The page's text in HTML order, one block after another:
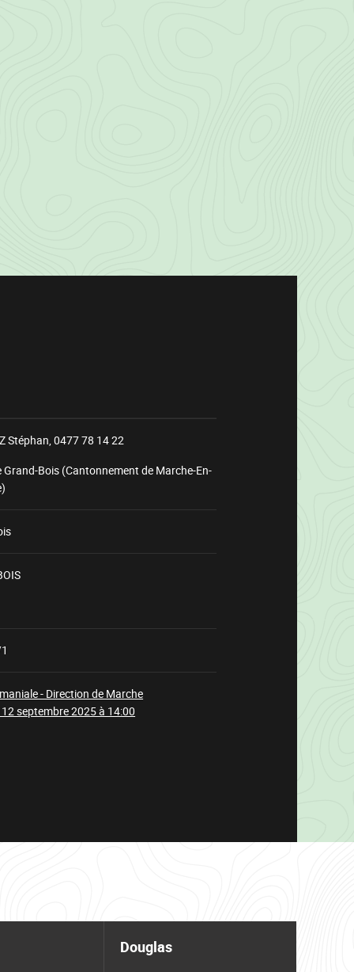
Stéphan,0477 78 14 22
Grand-Bois (Cantonnement de Marche-En-
- Direction de Marche
septembre 2025 à 14:00
Douglas